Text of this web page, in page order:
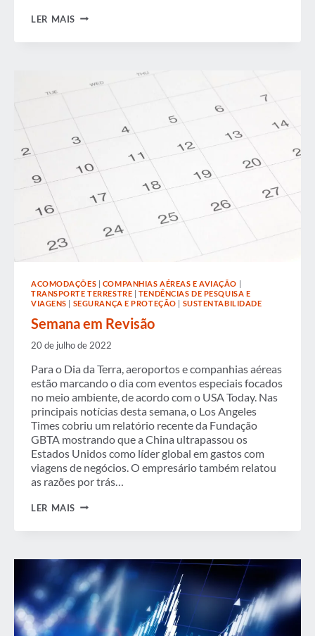
LER MAIS TENDÊNCIAS
ACOMODAÇÕES | COMPANHIAS AÉREAS E AVIAÇÃO |
TRANSPORTE TERRESTRE | TENDÊNCIAS DE PESQUISA E
VIAGENS | SEGURANÇA E PROTEÇÃO | SUSTENTABILIDADE
Semana em Revisão
20 de julho de 2022
Para o Dia da Terra, aeroportos e companhias aéreas
estão marcando o dia com eventos especiais focados
no meio ambiente, de acordo com o USA Today. Nas
principais notícias desta semana, o Los Angeles
Times cobriu um relatório recente da Fundação
GBTA mostrando que a China ultrapassou os
Estados Unidos como líder global em gastos com
viagens de negócios. O empresário também relatou
as razões por trás…
LER MAIS SEMANA